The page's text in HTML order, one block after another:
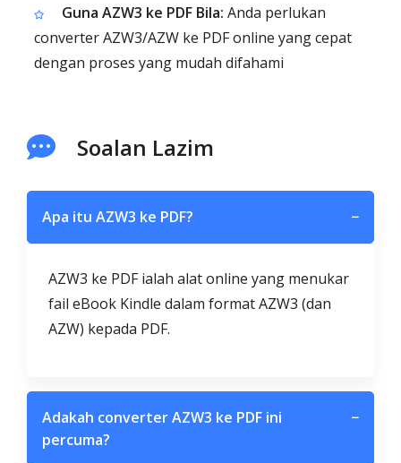
Guna AZW3 ke PDF Bila: Anda perlukan
converter AZW3/AZW ke PDF online yang cepat
dengan proses yang mudah difahami
Soalan Lazim
Apa itu AZW3 ke PDF? −
AZW3 ke PDF ialah alat online yang menukar
fail eBook Kindle dalam format AZW3 (dan
AZW) kepada PDF.
Adakah converter AZW3 ke PDF ini
percuma?
−